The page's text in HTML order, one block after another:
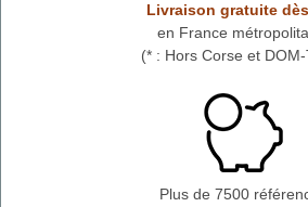
Livraison gratuite
en France
(* : Hors Corse et
Plus de 7500